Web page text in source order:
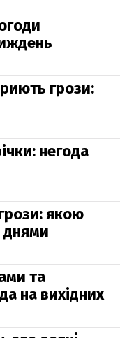
грози:
негода
якою
днями
та
на вихідних